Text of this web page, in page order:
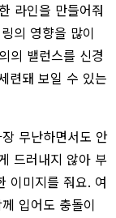
라인을 만들어줘
의 영향을 많이
의 밸런스를 신경
련돼 보일 수 있는
무난하면서도 안
드러내지 않아 부
이미지를 줘요. 여
입어도 충돌이